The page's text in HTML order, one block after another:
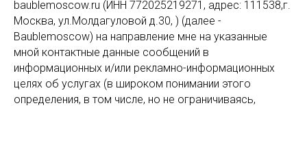
baublemoscow.ru (ИНН 772025219271, адрес: 111538,г.
Москва, ул.Молдагуловой д.30, ) (далее -
Baublemoscow) на направление мне на указанные
мной контактные данные сообщений в
информационных и/или рекламно-информационных
целях об услугах (в широком понимании этого
определения, в том числе, но не ограничиваясь,